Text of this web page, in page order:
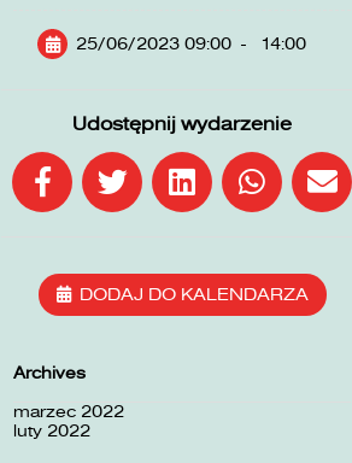
25/06/2023 09:00 - 14:00
Udostępnij wydarzenie
DODAJ DO KALENDARZA
Archives
marzec 2022
luty 2022